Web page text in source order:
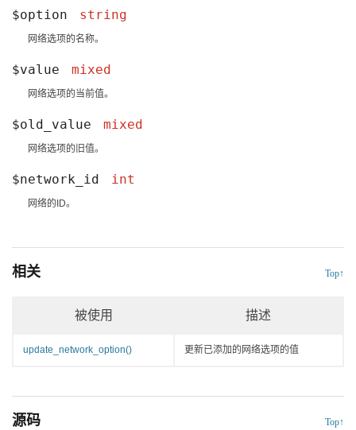
$option string
网络选项的名称。
$value mixed
网络选项的当前值。
$old_value mixed
网络选项的旧值。
$network_id int
网络的ID。
相关 Top↑
被使用 描述
update_network_option() 更新已添加的网络选项的值
源码 Top↑